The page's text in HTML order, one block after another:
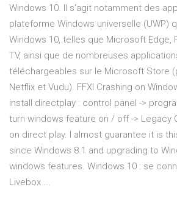
Windows 10. Il s’agit notamment des
plateforme Windows universelle (UWP)
Windows 10, telles que Microsoft Edge,
TV, ainsi que de nombreuses
téléchargeables sur le Microsoft Store
Netflix et Vudu). FFXI Crashing on
install directplay : control panel ->
turn windows feature on / off -> Legacy
on direct play. I almost guarantee it is
since Windows 8.1 and upgrading to
windows features. Windows 10 : se
Livebox ...